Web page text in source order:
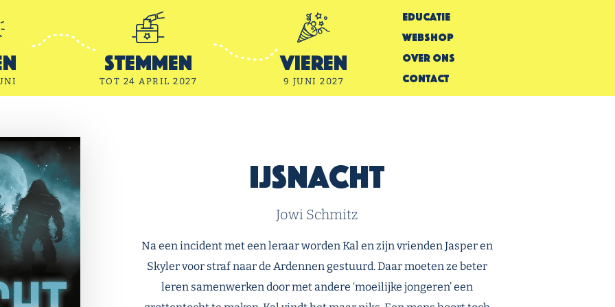
Stemmen
TOT 24 APRIL 2027
Vieren
9 JUNI 2027
Educatie
Webshop
Over Ons
Contact
IJsnacht
Jowi Schmitz
Na een incident met een leraar worden Kal en zijn vrienden Jasper en
Skyler voor straf naar de Ardennen gestuurd. Daar moeten ze beter
leren samenwerken door met andere ‘moeilijke jongeren’ een